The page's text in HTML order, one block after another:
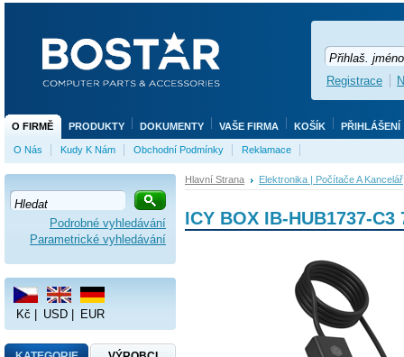
Hlavní Strana Elektronika | Počítače A Kancelář
ICY BOX IB-HUB1737-
Podrobné vyhledávání
Parametrické vyhledávání
Kč USD EUR
O FIRMĚ PRODUKTY DOKUMENTY VAŠE FIRMA KOŠÍK PŘIHLÁŠENÍ
O Nás Kudy K Nám Obchodní Podmínky Reklamace
Registrace